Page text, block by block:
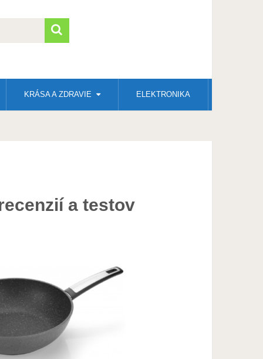
KRÁSA A ZDRAVIE ELEKTRONIKA
a testov